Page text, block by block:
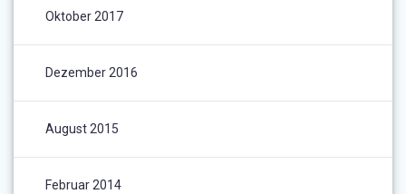
Oktober 2017
Dezember 2016
August 2015
Februar 2014